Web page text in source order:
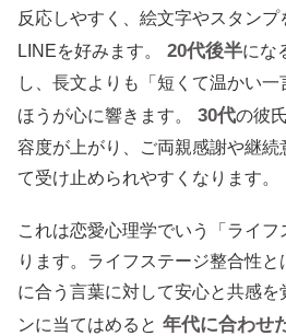
反応しやすく、絵文字やスタン
LINEを好みます。
20代後半にな
し、長文よりも「短くて温かい
ほうが心に響きます。
30代の彼
容度が上がり、ご両親感謝や継続
て受け止められやすくなります。
これは恋愛心理学でいう「ライ
ります。ライフステージ整合性
に合う言葉に対して安心と共感
ンに当てはめると 年代に合わせ